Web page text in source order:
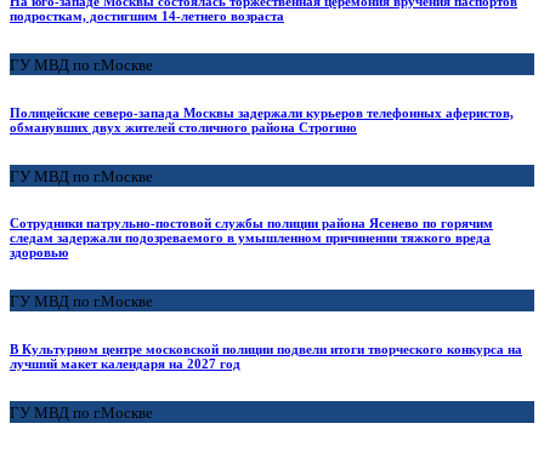
подросткам, достигшим 14-летнего возраста
ГУ МВД по г.Москве
Полицейские северо-запада Москвы задержали курьеров телефонных аферистов,
обманувших двух жителей столичного района Строгино
ГУ МВД по г.Москве
Сотрудники патрульно-постовой службы полиции района Ясенево по горячим
следам задержали подозреваемого в умышленном причинении тяжкого вреда
здоровью
ГУ МВД по г.Москве
В Культурном центре московской полиции подвели итоги творческого конкурса на
лучший макет календаря на 2027 год
ГУ МВД по г.Москве